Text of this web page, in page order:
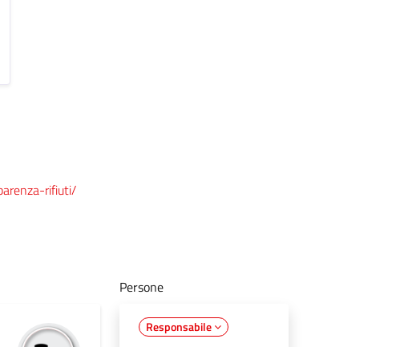
rifiuti/
Persone
Responsabile